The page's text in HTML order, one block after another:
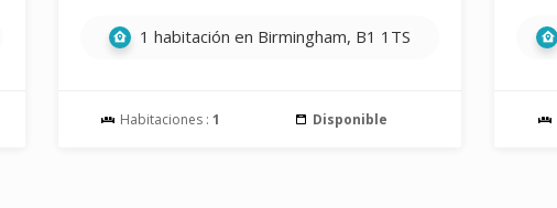
1 habitación en Birmingham, B1 1TS
Habitaciones :1 Disponible